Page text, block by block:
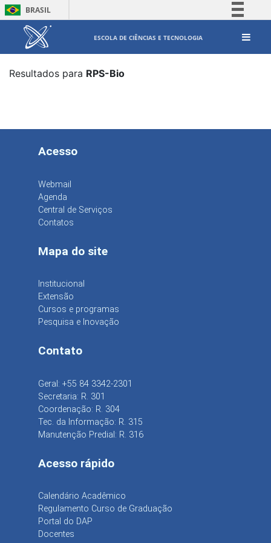
BRASIL
ESCOLA DE CIÊNCIAS E TECNOLOGIA
Resultados para RPS-Bio
Acesso
Webmail
Agenda
Central de Serviços
Contatos
Mapa do site
Institucional
Extensão
Cursos e programas
Pesquisa e Inovação
Contato
Geral: +55 84 3342-2301
Secretaria: R. 301
Coordenação: R. 304
Tec. da Informação: R. 315
Manutenção Predial: R. 316
Acesso rápido
Calendário Acadêmico
Regulamento Curso de Graduação
Portal do DAP
Docentes